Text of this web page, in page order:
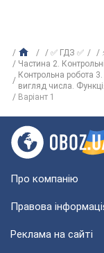
✅ ГДЗ ✅
Частина 2.
Контрольна робота
вигляд числа.
Варіант 1
Про компанію
Правова
Реклама на сайті